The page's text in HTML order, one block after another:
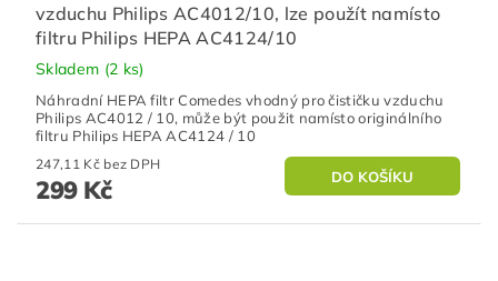
vzduchu Philips AC4012/10, lze použít namísto
filtru Philips HEPA AC4124/10
Skladem (2 ks)
Náhradní HEPA filtr Comedes vhodný pro čističku vzduchu
Philips AC4012 / 10, může být použit namísto originálního
filtru Philips HEPA AC4124 / 10
247,11 Kč bez DPH
299 Kč